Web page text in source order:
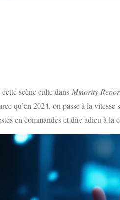
cette scène culte dansMinority
qu’en 2024, on passe à la
en commandes et dire adieu à